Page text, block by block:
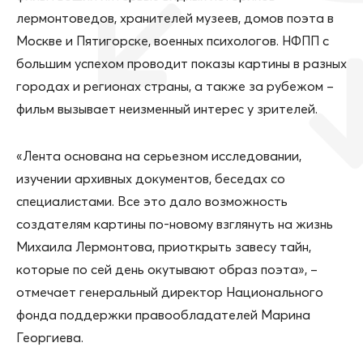
лермонтоведов, хранителей музеев, домов поэта в
Москве и Пятигорске, военных психологов. НФПП с
большим успехом проводит показы картины в разных
городах и регионах страны, а также за рубежом –
фильм вызывает неизменный интерес у зрителей.
«Лента основана на серьезном исследовании,
изучении архивных документов, беседах со
специалистами. Все это дало возможность
создателям картины по-новому взглянуть на жизнь
Михаила Лермонтова, приоткрыть завесу тайн,
которые по сей день окутывают образ поэта», –
отмечает генеральный директор Национального
фонда поддержки правообладателей Марина
Георгиева.